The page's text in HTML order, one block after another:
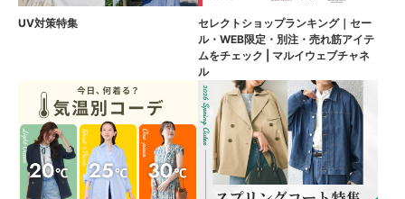
UV対策特集
セレクトショップランキング｜セー
ル・WEB限定・別注・売れ筋アイテ
ムをチェック | マルイウェブチャネ
ル